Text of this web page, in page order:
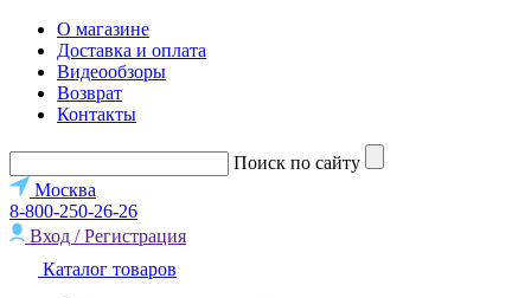
О магазине
Доставка и оплата
Видеообзоры
Возврат
Контакты
Поиск по сайту
Москва
8-800-250-26-26
Вход / Регистрация
Каталог товаров